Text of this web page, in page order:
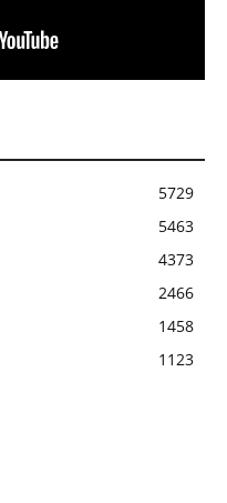
5729
5463
4373
2466
1458
1123